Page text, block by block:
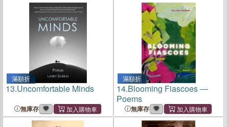
滿額折
13.Uncomfortable Minds
無庫存
滿額折
14.Blooming Fiascoes ―
Poems
無庫存